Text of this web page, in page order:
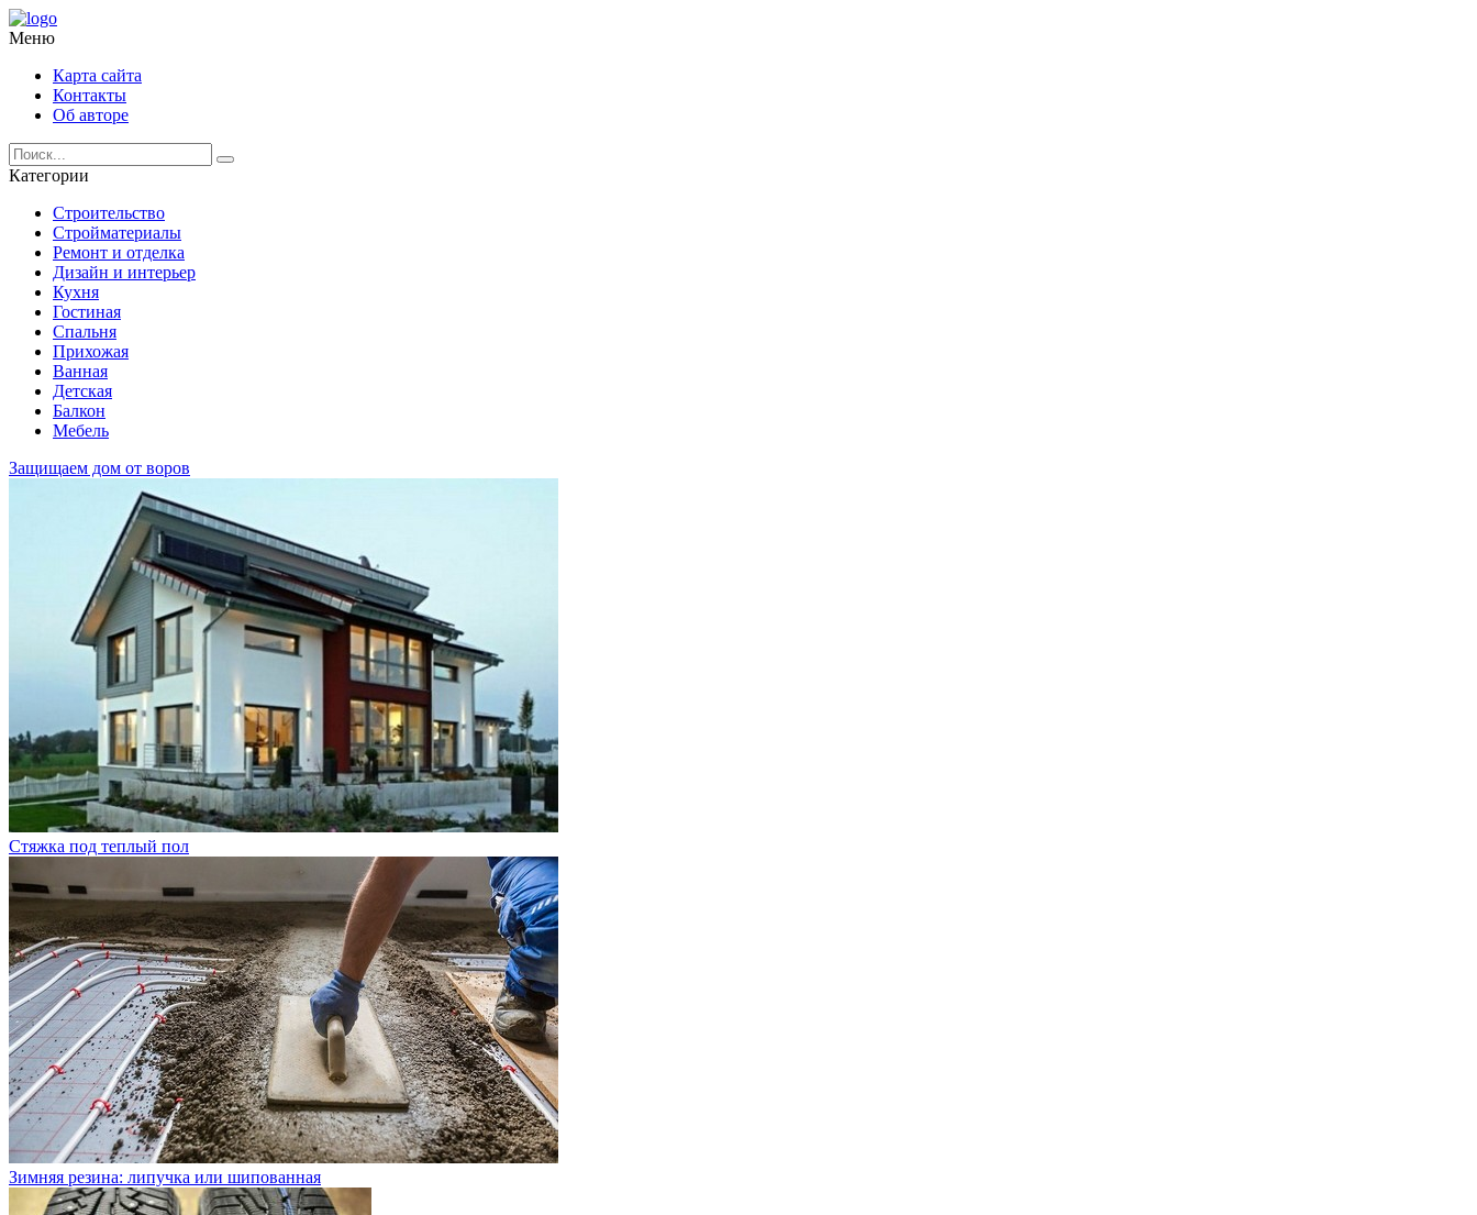
Меню
Карта сайта
Контакты
Об авторе
Категории
Строительство
Стройматериалы
Ремонт и отделка
Дизайн и интерьер
Кухня
Гостиная
Спальня
Прихожая
Ванная
Детская
Балкон
Мебель
Защищаем дом от воров
Стяжка под теплый пол
Зимняя резина: липучка или шипованная